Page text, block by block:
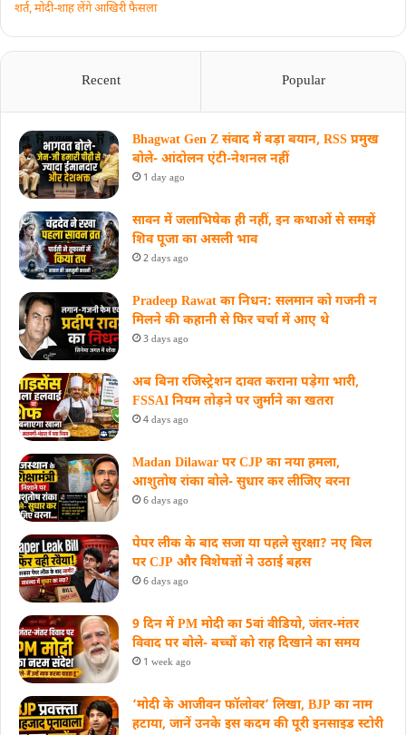
शर्त, मोदी-शाह लेंगे आखिरी फैसला
Recent Popular
Bhagwat Gen Z संवाद में बड़ा बयान, RSS प्रमुख
बोले- आंदोलन एंटी-नेशनल नहीं
1 day ago
सावन में जलाभिषेक ही नहीं, इन कथाओं से समझें
शिव पूजा का असली भाव
2 days ago
Pradeep Rawat का निधन: सलमान को गजनी न
मिलने की कहानी से फिर चर्चा में आए थे
3 days ago
अब बिना रजिस्ट्रेशन दावत कराना पड़ेगा भारी,
FSSAI नियम तोड़ने पर जुर्माने का खतरा
4 days ago
Madan Dilawar पर CJP का नया हमला,
आशुतोष रांका बोले- सुधार कर लीजिए वरना
6 days ago
पेपर लीक के बाद सजा या पहले सुरक्षा? नए बिल
पर CJP और विशेषज्ञों ने उठाई बहस
6 days ago
9 दिन में PM मोदी का 5वां वीडियो, जंतर-मंतर
विवाद पर बोले- बच्चों को राह दिखाने का समय
1 week ago
‘मोदी के आजीवन फॉलोवर’ लिखा, BJP का नाम
हटाया, जानें उनके इस कदम की पूरी इनसाइड स्‍टोरी